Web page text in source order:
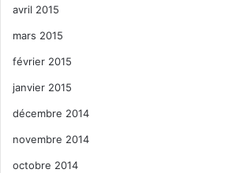
avril 2015
mars 2015
février 2015
janvier 2015
décembre 2014
novembre 2014
octobre 2014